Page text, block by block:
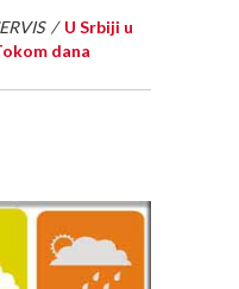
/ U Srbiji u
dana